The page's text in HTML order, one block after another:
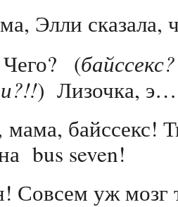
Элли сказала,
(
) Лизочка,
байссекс!
bus seven!
Совсем уж